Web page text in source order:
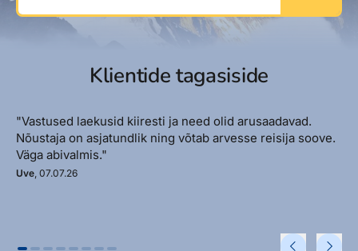
Klientide tagasiside
"Vastused laekusid kiiresti ja need olid arusaadavad.
Nõustaja on asjatundlik ning võtab arvesse reisija soove.
Väga abivalmis."
Uve, 07.07.26